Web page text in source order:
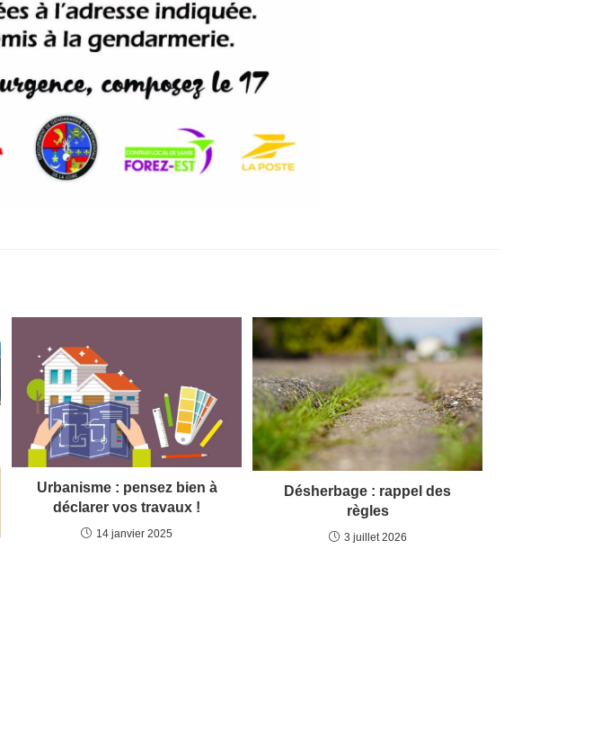
Urbanisme : pensez bien à
déclarer vos travaux !
14 janvier 2025
Désherbage : rappel des
règles
3 juillet 2026